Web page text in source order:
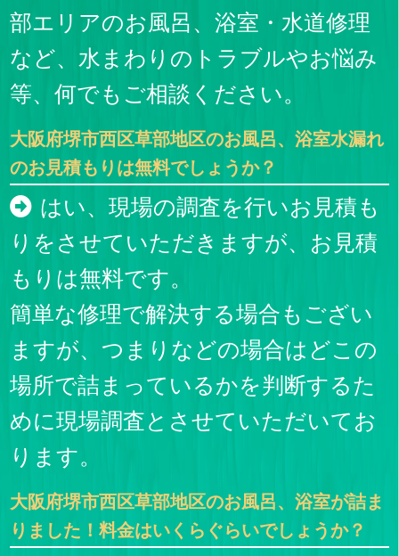
部エリアのお風呂、浴室・水道修理
など、水まわりのトラブルやお悩み
等、何でもご相談ください。
大阪府堺市西区草部地区のお風呂、浴室水漏れ
のお見積もりは無料でしょうか？
はい、現場の調査を行いお見積も
りをさせていただきますが、お見積
もりは無料です。
簡単な修理で解決する場合もござい
ますが、つまりなどの場合はどこの
場所で詰まっているかを判断するた
めに現場調査とさせていただいてお
ります。
大阪府堺市西区草部地区のお風呂、浴室が詰ま
りました！料金はいくらぐらいでしょうか？